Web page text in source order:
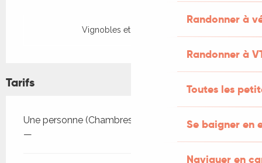
Randonner à
Randonner à
Toutes les
Se baigner en
Naviguer en
Vignobles et Découvertes
Tarifs
Tarifs 2026
Une personne (Chambres d'hôtes)
—